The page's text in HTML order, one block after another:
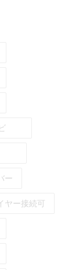
ー
ヤー接続可